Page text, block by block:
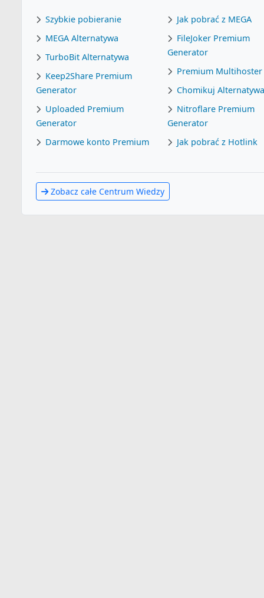
Szybkie pobieranie
MEGA Alternatywa
TurboBit Alternatywa
Keep2Share Premium
Generator
Uploaded Premium
Generator
Darmowe konto Premium
Jak pobrać z MEGA
FileJoker Premium
Generator
Premium Multihoster
Chomikuj
Nitroflare Premium
Generator
Jak pobrać z Hotlink
Zobacz całe Centrum Wiedzy